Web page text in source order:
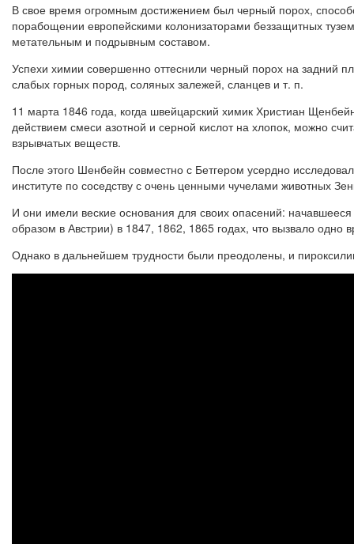
В свое время огромным достижением был черный порох,
порабощении европейскими колонизаторами беззащитных
метательным и подрывным составом.
Успехи химии совершенно оттеснили черный порох на задний
слабых горных пород, соляных залежей, сланцев и т. п.
11 марта 1846 года, когда швейцарский химик Христиан
действием смеси азотной и серной кислот на хлопок, можно
взрывчатых веществ.
После этого Шенбейн совместно с Бетгером усердно
институте по соседству с очень ценными чучелами животных
И они имели веские основания для своих опасений:
образом в Австрии) в 1847, 1862, 1865 годах, что вызвало одно
Однако в дальнейшем трудности были преодолены, и